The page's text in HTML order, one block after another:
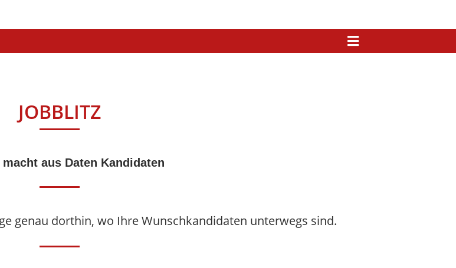
JOBBLITZ
aus Daten Kandidaten
genau dorthin, wo Ihre Wunschkandidaten unterwegs sind.